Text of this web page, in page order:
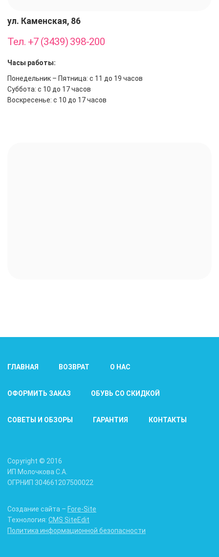
ул. Каменская, 86
Тел. +7 (3439) 398-200
Часы работы:
Понедельник – Пятница: с 11 до 19 часов
Суббота: с 10 до 17 часов
Воскресенье: с 10 до 17 часов
ГЛАВНАЯ ВОЗВРАТ О НАС
ОФОРМИТЬ ЗАКАЗ ОБУВЬ СО СКИДКОЙ
СОВЕТЫ И ОБЗОРЫ ГАРАНТИЯ КОНТАКТЫ
Copyright © 2016
ИП Молочкова С.А.
ОГРНИП 304661207500022
Создание сайта – Fore-Site
Технология: CMS SiteEdit
Политика информационной безопасности